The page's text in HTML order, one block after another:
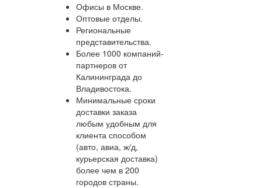
Офисы в Москве.
Оптовые отделы.
Региональные
представительства.
Более 1000 компаний-
партнеров от
Калининграда до
Владивостока.
Минимальные сроки
доставки заказа
любым удобным для
клиента способом
(авто, авиа, ж/д,
курьерская доставка)
более чем в 200
городов страны.